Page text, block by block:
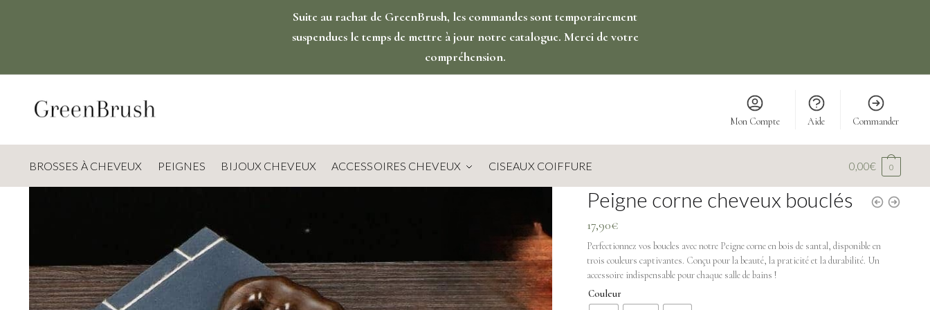
Suite au rachat de GreenBrush, les commandes sont temporairement
suspendues le temps de mettre à jour notre catalogue. Merci de votre
compréhension.
Mon Compte Aide Commander
BROSSES À CHEVEUX PEIGNES BIJOUX CHEVEUX ACCESSOIRES CHEVEUX CISEAUX COIFFURE 0,00€ 0
Peigne corne cheveux bouclés
17,90€
Perfectionnez vos boucles avec notre Peigne corne en bois de santal, disponible en
trois couleurs captivantes. Conçu pour la beauté, la praticité et la durabilité. Un
accessoire indispensable pour chaque salle de bains !
Couleur